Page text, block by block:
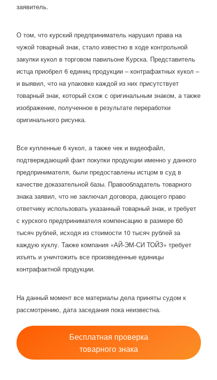
заявитель.
О том, что курский предприниматель нарушил права на
чужой товарный знак, стало известно в ходе контрольной
закупки кукол в торговом павильоне Курска. Представитель
истца приобрел 6 единиц продукции – контрафактных кукол –
и выявил, что на упаковке каждой из них присутствует
товарный знак, который схож с оригинальным знаком, а также
изображение, полученное в результате переработки
оригинального рисунка.
Все купленные 6 кукол, а также чек и видеофайл,
подтверждающий факт покупки продукции именно у данного
предпринимателя, были предоставлены истцом в суд в
качестве доказательной базы. Правообладатель товарного
знака заявил, что не заключал договора, дающего право
ответчику использовать указанный товарный знак, и требует
с курского предпринимателя компенсацию в размере 60
тысяч рублей, исходя из стоимости 10 тысяч рублей за
каждую куклу. Также компания «АЙ-ЭМ-СИ ТОЙЗ» требует
изъять и уничтожить все произведенные единицы
контрафактной продукции.
На данный момент все материалы дела приняты судом к
рассмотрению, дата заседания пока неизвестна.
Бесплатная проверка
товарного знака